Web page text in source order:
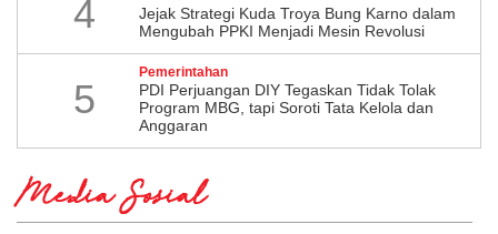
4
Jejak Strategi Kuda Troya Bung Karno dalam
Mengubah PPKI Menjadi Mesin Revolusi
5
Pemerintahan
PDI Perjuangan DIY Tegaskan Tidak Tolak
Program MBG, tapi Soroti Tata Kelola dan
Anggaran
Media Sosial